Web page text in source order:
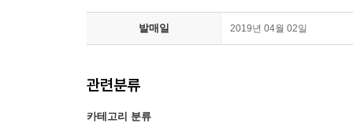
발매일 2019년 04월 02일
관련분류
카테고리 분류